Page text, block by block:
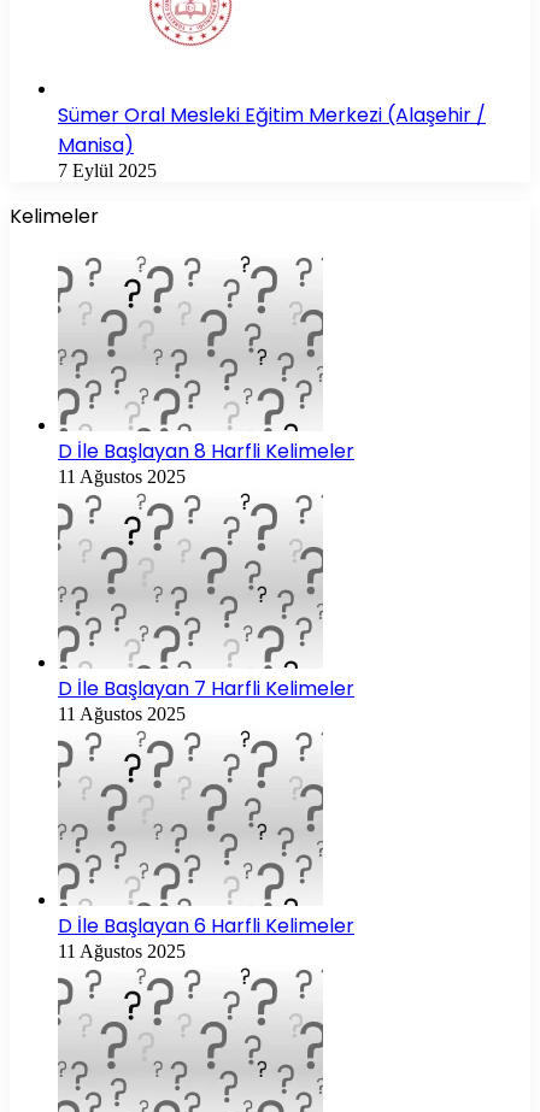
Sümer Oral Mesleki Eğitim Merkezi (Alaşehir /
Manisa)
7 Eylül 2025
Kelimeler
D İle Başlayan 8 Harfli Kelimeler
11 Ağustos 2025
D İle Başlayan 7 Harfli Kelimeler
11 Ağustos 2025
D İle Başlayan 6 Harfli Kelimeler
11 Ağustos 2025